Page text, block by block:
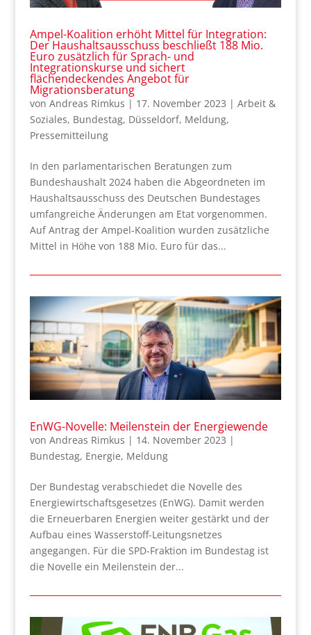
Ampel-Koalition erhöht Mittel für Integration:
Der Haushaltsausschuss beschließt 188 Mio.
Euro zusätzlich für Sprach- und
Integrationskurse und sichert
flächendeckendes Angebot für
Migrationsberatung
von Andreas Rimkus | 17. November 2023 | Arbeit &
Soziales, Bundestag, Düsseldorf, Meldung,
Pressemitteilung
In den parlamentarischen Beratungen zum
Bundeshaushalt 2024 haben die Abgeordneten im
Haushaltsausschuss des Deutschen Bundestages
umfangreiche Änderungen am Etat vorgenommen.
Auf Antrag der Ampel-Koalition wurden zusätzliche
Mittel in Höhe von 188 Mio. Euro für das...
EnWG-Novelle: Meilenstein der Energiewende
von Andreas Rimkus | 14. November 2023 |
Bundestag, Energie, Meldung
Der Bundestag verabschiedet die Novelle des
Energiewirtschaftsgesetzes (EnWG). Damit werden
die Erneuerbaren Energien weiter gestärkt und der
Aufbau eines Wasserstoff-Leitungsnetzes
angegangen. Für die SPD-Fraktion im Bundestag ist
die Novelle ein Meilenstein der...